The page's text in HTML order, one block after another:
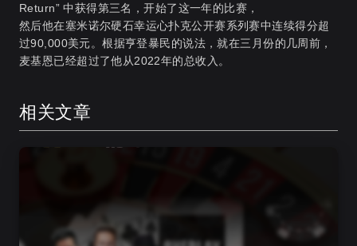
Return” 中获得第三名，开始了这一年的比赛，
然后他在塞米诺尔硬石幸运心扑克公开赛系列赛中连续得分超
过90,000美元。根据亨登暴民的说法，就在三月份的几周前，
麦基恩已经超过了他从2022年的总收入。
相关文章